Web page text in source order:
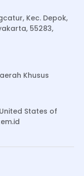
Kec. Depok,
55283,
Khusus
States of